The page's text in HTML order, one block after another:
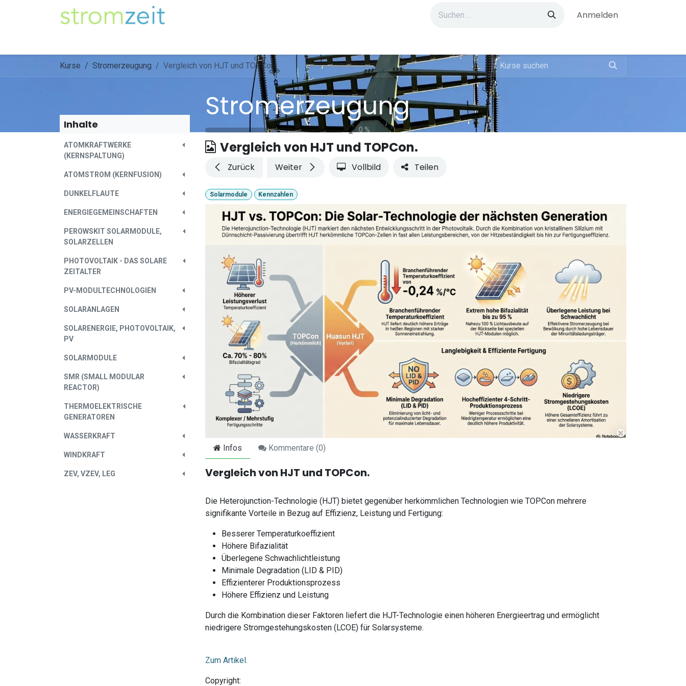
Zum Inhalt springen
Anmelden
Kurse Stromerzeugung Vergleich von HJT und TOPCon.
Stromerzeugung
0 %
Inhalte
ATOMKRAFTWERKE
(KERNSPALTUNG)
ATOMSTROM (KERNFUSION)
DUNKELFLAUTE
ENERGIEGEMEINSCHAFTEN
PEROWSKIT SOLARMODULE,
SOLARZELLEN
PHOTOVOLTAIK - DAS SOLARE
ZEITALTER
PV-MODULTECHNOLOGIEN
SOLARANLAGEN
SOLARENERGIE, PHOTOVOLTAIK,
PV
SOLARMODULE
SMR (SMALL MODULAR
REACTOR)
THERMOELEKTRISCHE
GENERATOREN
WASSERKRAFT
WINDKRAFT
ZEV, VZEV, LEG
Vergleich von HJT und TOPCon.
Zurück Weiter Vollbild Teilen
Solarmodule Kennzahlen
Infos Kommentare (0)
Vergleich von HJT und TOPCon.
Die Heterojunction-Technologie (HJT) bietet gegenüber herkömmlichen Technologien wie TOPCon mehrere
signifikante Vorteile in Bezug auf Effizienz, Leistung und Fertigung:
Besserer Temperaturkoeffizient
Höhere Bifazialität
Überlegene Schwachlichtleistung
Minimale Degradation (LID & PID)
Effizienterer Produktionsprozess
Höhere Effizienz und Leistung
Durch die Kombination dieser Faktoren liefert die HJT-Technologie einen höheren Energieertrag und ermöglicht
niedrigere Stromgestehungskosten (LCOE) für Solarsysteme.
Zum Artikel.
Copyright: